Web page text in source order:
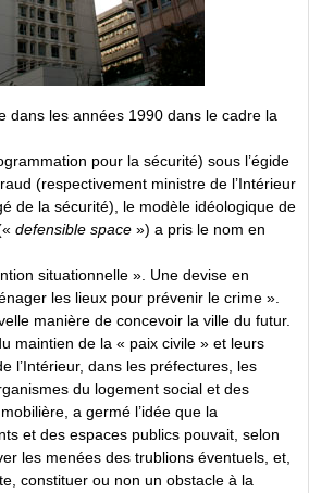
dans les années 1990 dans le cadre la
pour la sécurité) sous l’égide
(respectivement ministre de l’Intérieur
de la sécurité), le modèle idéologique de
defensible space ») a pris le nom en
situationnelle ». Une devise en
les lieux pour prévenir le crime ».
manière de concevoir la ville du futur.
maintien de la « paix civile » et leurs
l’Intérieur, dans les préfectures, les
du logement social et des
a germé l’idée que la
et des espaces publics pouvait, selon
les menées des trublions éventuels, et,
constituer ou non un obstacle à la